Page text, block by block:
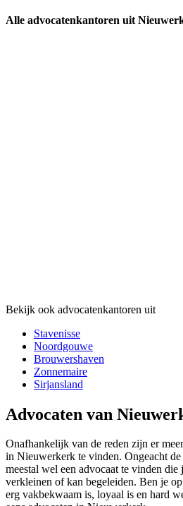
Alle advocatenkantoren uit
Bekijk ook advocatenkantoren uit
Stavenisse
Noordgouwe
Brouwershaven
Zonnemaire
Sirjansland
Advocaten van
Onafhankelijk van de reden zijn er
in Nieuwerkerk te vinden. Ongeacht
meestal wel een advocaat te vinden
verkleinen of kan begeleiden. Ben je
erg vakbekwaam is, loyaal is en hard